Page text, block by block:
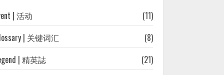
| 活动
(11)
| 关键词汇
(8)
| 精英誌
(21)